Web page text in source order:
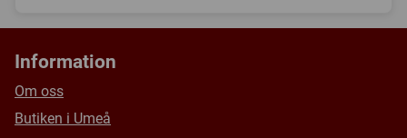
Information
Om oss
Butiken i Umeå